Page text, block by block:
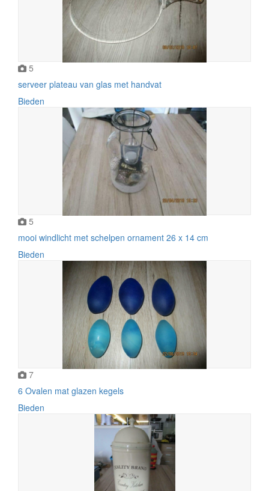
5
serveer plateau van glas met handvat
Bieden
5
mooi windlicht met schelpen ornament 26 x 14 cm
Bieden
7
6 Ovalen mat glazen kegels
Bieden